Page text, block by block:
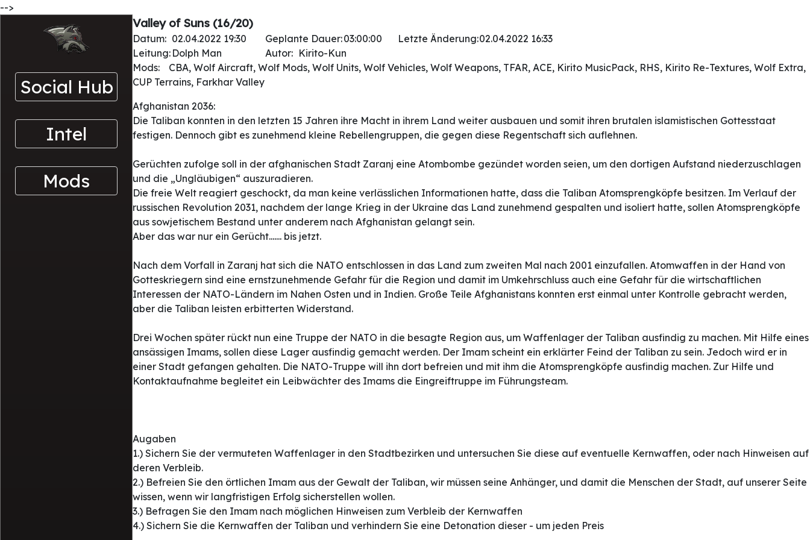
-->
Social Hub
Intel
Mods
Valley of Suns (16/20)
Datum: 02.04.2022 19:30 Geplante Dauer:03:00:00 Letzte Änderung:02.04.2022 16:33
Leitung: Dolph Man Autor: Kirito-Kun
Mods:
CBA, Wolf Aircraft, Wolf Mods, Wolf Units, Wolf Vehicles, Wolf Weapons, TFAR, ACE, Kirito MusicPack, RHS, Kirito Re-Textures, Wolf Extra,
CUP Terrains, Farkhar Valley
Afghanistan 2036:
Die Taliban konnten in den letzten 15 Jahren ihre Macht in ihrem Land weiter ausbauen und somit ihren brutalen islamistischen Gottesstaat
festigen. Dennoch gibt es zunehmend kleine Rebellengruppen, die gegen diese Regentschaft sich auflehnen.
Gerüchten zufolge soll in der afghanischen Stadt Zaranj eine Atombombe gezündet worden seien, um den dortigen Aufstand niederzuschlagen
und die „Ungläubigen“ auszuradieren.
Die freie Welt reagiert geschockt, da man keine verlässlichen Informationen hatte, dass die Taliban Atomsprengköpfe besitzen. Im Verlauf der
russischen Revolution 2031, nachdem der lange Krieg in der Ukraine das Land zunehmend gespalten und isoliert hatte, sollen Atomsprengköpfe
aus sowjetischem Bestand unter anderem nach Afghanistan gelangt sein.
Aber das war nur ein Gerücht....... bis jetzt.
Nach dem Vorfall in Zaranj hat sich die NATO entschlossen in das Land zum zweiten Mal nach 2001 einzufallen. Atomwaffen in der Hand von
Gotteskriegern sind eine ernstzunehmende Gefahr für die Region und damit im Umkehrschluss auch eine Gefahr für die wirtschaftlichen
Interessen der NATO-Ländern im Nahen Osten und in Indien. Große Teile Afghanistans konnten erst einmal unter Kontrolle gebracht werden,
aber die Taliban leisten erbitterten Widerstand.
Drei Wochen später rückt nun eine Truppe der NATO in die besagte Region aus, um Waffenlager der Taliban ausfindig zu machen. Mit Hilfe eines
ansässigen Imams, sollen diese Lager ausfindig gemacht werden. Der Imam scheint ein erklärter Feind der Taliban zu sein. Jedoch wird er in
einer Stadt gefangen gehalten. Die NATO-Truppe will ihn dort befreien und mit ihm die Atomsprengköpfe ausfindig machen. Zur Hilfe und
Kontaktaufnahme begleitet ein Leibwächter des Imams die Eingreiftruppe im Führungsteam.
Augaben
1.) Sichern Sie der vermuteten Waffenlager in den Stadtbezirken und untersuchen Sie diese auf eventuelle Kernwaffen, oder nach Hinweisen auf
deren Verbleib.
2.) Befreien Sie den örtlichen Imam aus der Gewalt der Taliban, wir müssen seine Anhänger, und damit die Menschen der Stadt, auf unserer Seite
wissen, wenn wir langfristigen Erfolg sicherstellen wollen.
3.) Befragen Sie den Imam nach möglichen Hinweisen zum Verbleib der Kernwaffen
4.) Sichern Sie die Kernwaffen der Taliban und verhindern Sie eine Detonation dieser - um jeden Preis